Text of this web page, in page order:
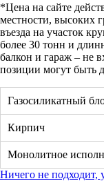
*Цена на сайте
местности, высоких
въезда на участок
более 30 тонн и
балкон и гараж – не
позиции могут быть
Газосиликатный
Кирпич
Монолитное
Ничего не подходит,